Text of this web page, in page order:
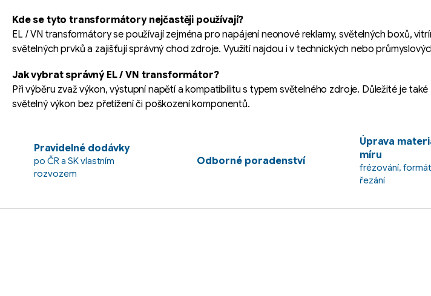
ý
p
i
s
u
Kde se tyto transformátory nejčastěji používají?
EL / VN transformátory se používají zejména pro napájení neonové reklamy, světelných boxů,
světelných prvků a zajišťují správný chod zdroje. Využití najdou i v technických nebo
Jak vybrat správný EL / VN transformátor?
Při výběru zvaž výkon, výstupní napětí a kompatibilitu s typem světelného zdroje. Důležité je
světelný výkon bez přetížení či poškození komponentů.
Pravidelné dodávky
po ČR a SK vlastním
rozvozem
Odborné poradenství
Úprava
míru
frézování,
řezání